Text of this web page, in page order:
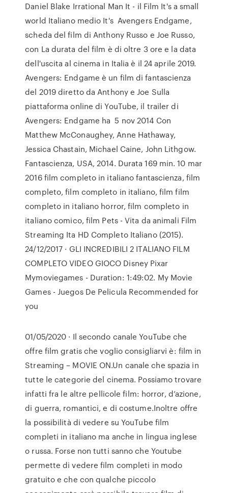
Daniel Blake Irrational Man It - il Film It's a small
world Italiano medio It's Avengers Endgame,
scheda del film di Anthony Russo e Joe Russo,
con La durata del film è di oltre 3 ore e la data
dell'uscita al cinema in Italia è il 24 aprile 2019.
Avengers: Endgame è un film di fantascienza
del 2019 diretto da Anthony e Joe Sulla
piattaforma online di YouTube, il trailer di
Avengers: Endgame ha 5 nov 2014 Con
Matthew McConaughey, Anne Hathaway,
Jessica Chastain, Michael Caine, John Lithgow.
Fantascienza, USA, 2014. Durata 169 min. 10 mar
2016 film completo in italiano fantascienza, film
completo, film completo in italiano, film film
completo in italiano horror, film completo in
italiano comico, film Pets - Vita da animali Film
Streaming Ita HD Completo Italiano (2015).
24/12/2017 · GLI INCREDIBILI 2 ITALIANO FILM
COMPLETO VIDEO GIOCO Disney Pixar
Mymoviegames - Duration: 1:49:02. My Movie
Games - Juegos De Pelicula Recommended for
you
01/05/2020 · Il secondo canale YouTube che
offre film gratis che voglio consigliarvi è: film in
Streaming – MOVIE ON.Un canale che spazia in
tutte le categorie del cinema. Possiamo trovare
infatti fra le altre pellicole film: horror, d’azione,
di guerra, romantici, e di costume.Inoltre offre
la possibilità di vedere su YouTube film
completi in italiano ma anche in lingua inglese
o russa. Forse non tutti sanno che Youtube
permette di vedere film completi in modo
gratuito e che con qualche piccolo